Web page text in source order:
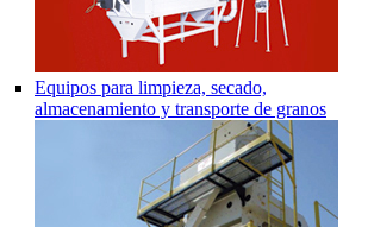
Equipos para limpieza, secado,
almacenamiento y transporte de granos